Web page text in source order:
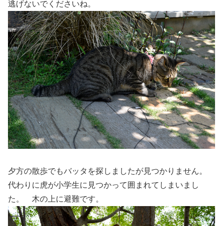
逃げないでくださいね。
夕方の散歩でもバッタを探しましたが見つかりません。
代わりに虎が小学生に見つかって囲まれてしまいまし
た。 木の上に避難です。